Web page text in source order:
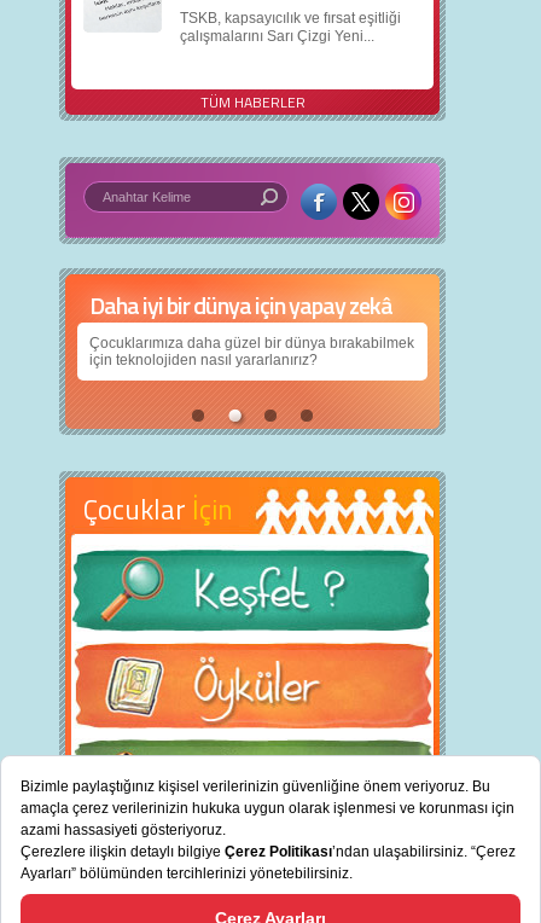
TSKB, kapsayıcılık ve fırsat eşitliği
çalışmalarını Sarı Çizgi Yeni...
TÜM HABERLER
Daha iyi bir dünya için yapay zekâ
Çocuklarımıza daha güzel bir dünya bırakabilmek
için teknolojiden nasıl yararlanırız?
Çocuklar İçin